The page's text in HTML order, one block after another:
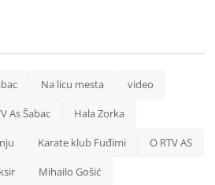
Na licu mesta video
As Šabac Hala Zorka
Karate klub Fuđimi O RTV AS
Mihailo Gošić